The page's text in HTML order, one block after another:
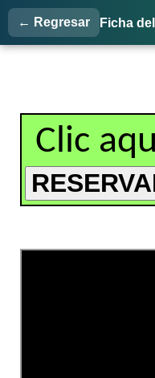
← Regresar Ficha
Clic